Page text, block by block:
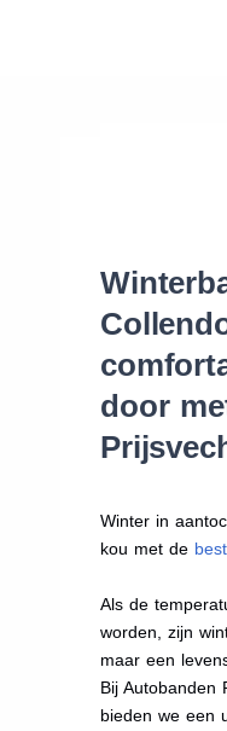
door
Winter in
kou met de
Als de
worden, zijn
maar een
Bij Autobanden
bieden we een